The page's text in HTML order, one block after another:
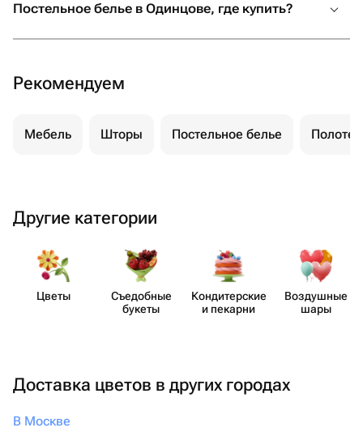
Постельное белье в Одинцове, где купить?
Рекомендуем
Мебель Шторы Постельное белье
Другие категории
Цветы
Съедобные
букеты
Кондит​ерские
и пекарни
Воздушные
шары
Доставка цветов в других городах
В Москве